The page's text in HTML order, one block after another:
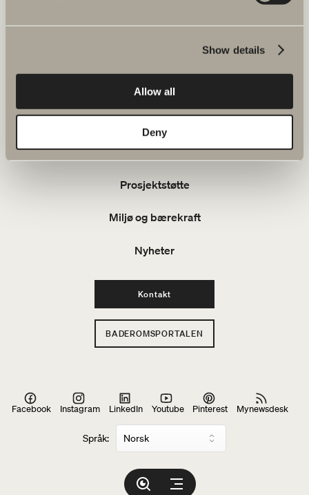
Show details
Allow all
Deny
Verkstadsvägen 1,
Vanlige spørsmål og svar
Sortiment
Prosjektstøtte
Miljø og bærekraft
Nyheter
Kontakt
BADEROMSPORTALEN
Språk:
Facebook Instagram LinkedIn Youtube Pinterest Mynewsdesk